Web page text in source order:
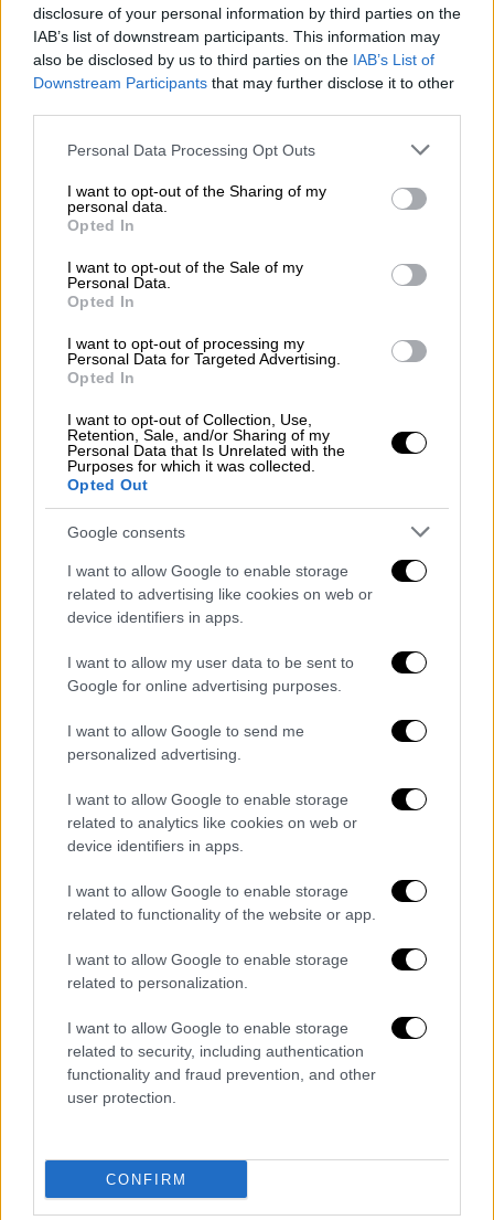
disclosure of your personal information by third parties on the
IAB’s list of downstream participants. This information may
also be disclosed by us to third parties on the IAB’s List of
Downstream Participants that may further disclose it to other
Please note that this website/app uses one or more Google
not limited to your visit or usage behaviour. You may click to
grant or deny consent to Google and its third-party tags to
use your data for below specified purposes in below Google
consent section.
Personal Data Processing Opt Outs
I want to opt-out of the Sharing of my
personal data.
Opted In
I want to opt-out of the Sale of my
Personal Data.
Opted In
I want to opt-out of processing my
Personal Data for Targeted Advertising.
Opted In
I want to opt-out of Collection, Use,
Retention, Sale, and/or Sharing of my
Personal Data that Is Unrelated with the
Purposes for which it was collected.
Opted Out
Google consents
I want to allow Google to enable storage
related to advertising like cookies on web or
device identifiers in apps.
I want to allow my user data to be sent to
Google for online advertising purposes.
I want to allow Google to send me
personalized advertising.
I want to allow Google to enable storage
related to analytics like cookies on web or
device identifiers in apps.
I want to allow Google to enable storage
related to functionality of the website or app.
I want to allow Google to enable storage
related to personalization.
I want to allow Google to enable storage
related to security, including authentication
functionality and fraud prevention, and other
user protection.
CONFIRM
Παιδεία|20.09.2024 02:00
πότε ολοκληρώνονται
Ανακοινώθηκε το πρόγραμμα
Παιδεία 19.09.2024 02:00
Πανελλήνιες 2025: Αναλυτικά το
Πότε ξεκινούν το νέο έτος